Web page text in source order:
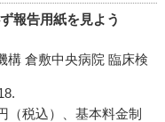
報告用紙を見よう
構 倉敷中央病院 臨床検
（税込）、基本料金制